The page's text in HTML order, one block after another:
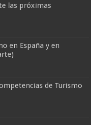
las próximas
en España y en
de Turismo